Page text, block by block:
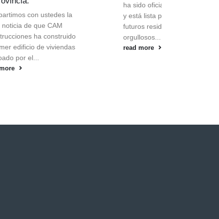
la
ha sido oficialmente terminada
y está lista para recibir a sus
futuros residentes. ¡Estamos
orgullosos...
read more